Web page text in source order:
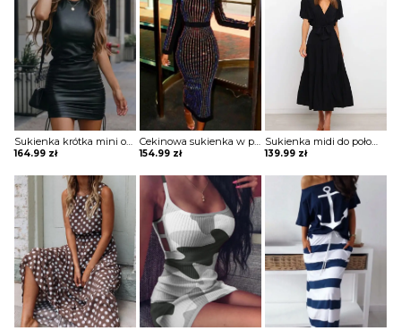
Sukienka krótka mini obcisła dopasowana tuba ołówkowa marszczona wiązana z boku sznurowana drapowana zabudowana dekolt okrągły bez rękawów sexy Cilli
164.99 zł
Cekinowa sukienka w paski z długim rękawem Teryl
154.99 zł
Sukienka midi do połowy łydki na wyjście elegancka zwiewna rozkloszowana krótkie rękawy Altrud
139.99 zł